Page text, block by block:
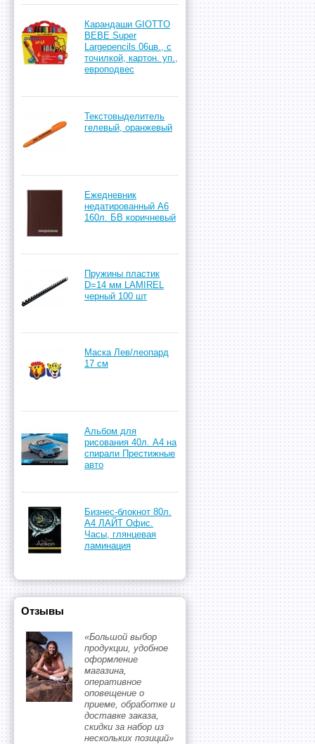
Карандаши GIOTTO
BEBE Super
Largepencils 06цв., с
точилкой, картон. уп.,
европодвес
Текстовыделитель
гелевый, оранжевый
Ежедневник
недатированный А6
160л. БВ коричневый
Пружины пластик
D=14 мм LAMIREL
черный 100 шт
Маска Лев/леопард
17 см
Альбом для
рисования 40л. А4 на
спирали Престижные
авто
Бизнес-блокнот 80л.
А4 ЛАЙТ Офис.
Часы, глянцевая
ламинация
Отзывы
«Большой выбор
продукции, удобное
оформление
магазина,
оперативное
оповещение о
приеме, обработке и
доставке заказа,
скидки за набор из
нескольких позиций»